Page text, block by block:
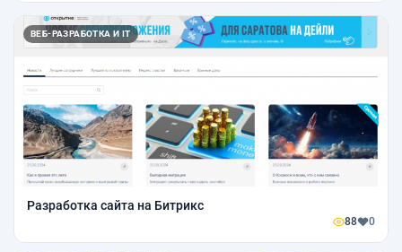
ВЕБ-РАЗРАБОТКА И IT
Разработка сайта на Битрикс
88 0